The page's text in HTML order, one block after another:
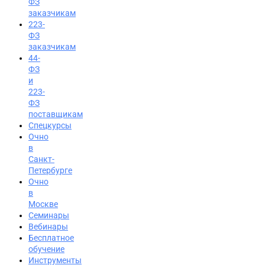
Вход на портал
8 (495) 228-47-43
заказчикам
223-
ФЗ
заказчикам
44-
ФЗ
и
223-
ФЗ
поставщикам
Спецкурсы
Очно
в
Санкт-
Петербурге
Очно
в
Москве
Семинары
Вебинары
Бесплатное
обучение
Инструменты